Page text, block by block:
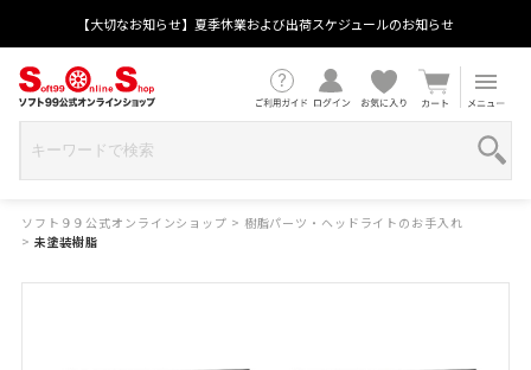
【大切なお知らせ】夏季休業および出荷スケジュールのお知らせ
ソフト９９公式オンラインショップ > 樹脂パーツ・ヘッドライトのお手入れ
> 未塗装樹脂